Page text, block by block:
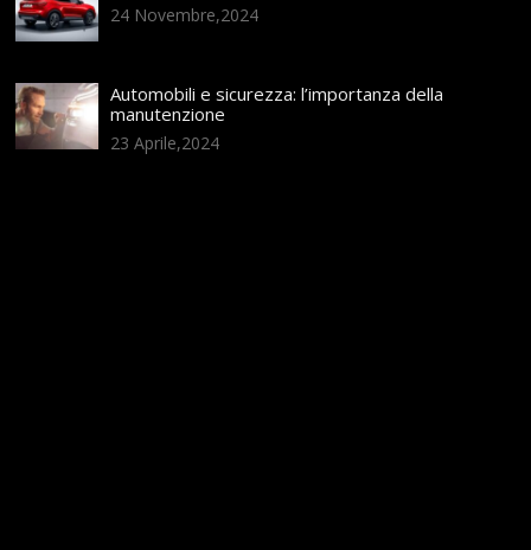
24 Novembre,2024
Automobili e sicurezza: l’importanza della
manutenzione
23 Aprile,2024